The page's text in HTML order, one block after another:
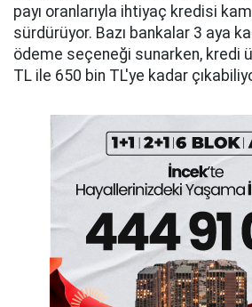
payı oranlarıyla ihtiyaç kredisi
sürdürüyor. Bazı bankalar 3 aya
ödeme seçeneği sunarken, kredi
TL ile 650 bin TL'ye kadar